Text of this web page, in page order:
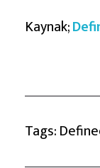
Kaynak;
Tags: